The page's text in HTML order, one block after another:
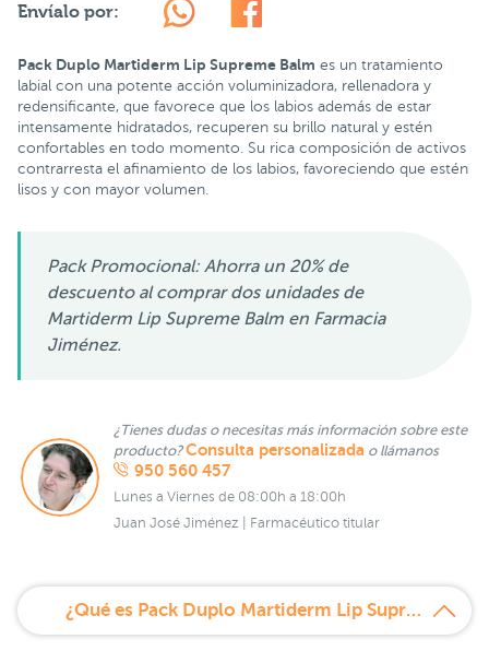
Envíalo por:
Pack Duplo Martiderm Lip Supreme Balm es un tratamiento
labial con una potente acción voluminizadora, rellenadora y
redensificante, que favorece que los labios además de estar
intensamente hidratados, recuperen su brillo natural y estén
confortables en todo momento. Su rica composición de activos
contrarresta el afinamiento de los labios, favoreciendo que estén
lisos y con mayor volumen.
Pack Promocional: Ahorra un 20% de
descuento al comprar dos unidades de
Martiderm Lip Supreme Balm en Farmacia
Jiménez.
¿Tienes dudas o necesitas más información sobre este
producto?Consulta personalizada o llámanos
950 560 457
Lunes a Viernes de 08:00h a 18:00h
Juan José Jiménez | Farmacéutico titular
¿Qué es Pack Duplo Martiderm Lip Supreme Balm 20% Descuento?